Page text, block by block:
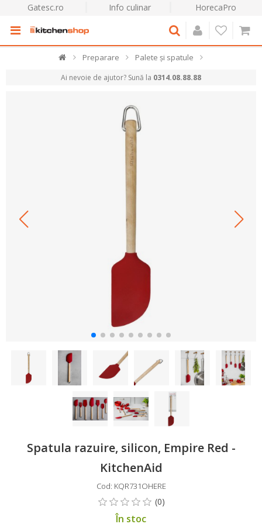
Gatesc.ro Info culinar HorecaPro
Preparare Palete și spatule
Ai nevoie de ajutor? Sună la 0314.08.88.88
Spatula razuire, silicon, Empire Red -
KitchenAid
Cod: KQR731OHERE
În stoc